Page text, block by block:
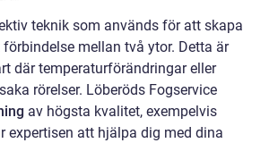
teknik som används för att skapa
mellan två ytor. Detta är
där temperaturförändringar eller
rörelser. Löberöds Fogservice
av högsta kvalitet, exempelvis
expertisen att hjälpa dig med dina